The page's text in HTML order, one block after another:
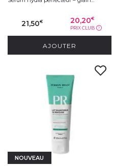
21,50€ 20,20€
PRIX CLUB ?
AJOUTER
NOUVEAU